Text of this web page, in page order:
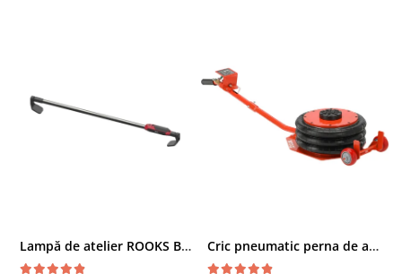
Filtre Pneumatice
Furtune Aer Comprimat
Scule pentru nituit si capsat
Slefuitoare Pneumatice
Lampă de atelier ROOKS B2 HYBRID pentru capotă, 2000 lumeni, 5000 mAh Cric pneumatic perna de aer cu inaltator 6T